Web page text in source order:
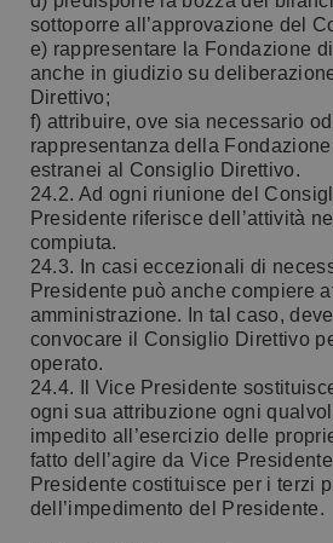
sottoporre all’approvazione del
e) rappresentare la Fondazione
anche in giudizio su
Direttivo;
f) attribuire, ove sia necessario
rappresentanza della
estranei al Consiglio Direttivo.
24.2. Ad ogni riunione del
Presidente riferisce dell’attività
compiuta.
24.3. In casi eccezionali di
Presidente può anche compiere
amministrazione. In tal caso,
convocare il Consiglio Direttivo
operato.
24.4. Il Vice Presidente
ogni sua attribuzione ogni
impedito all’esercizio delle
fatto dell’agire da Vice
Presidente costituisce per i terzi
dell’impedimento del Presidente.